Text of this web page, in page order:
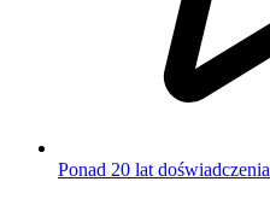
Ponad 20 lat doświadczenia